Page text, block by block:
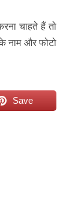
चाहते हैं तो
और फोटो
Save